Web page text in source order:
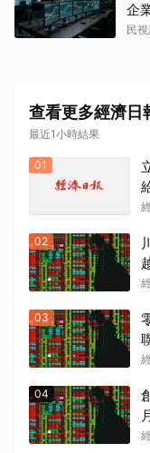
企
民
查看更多經濟日
最近1小時結果
01
02
03
04